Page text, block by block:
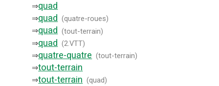
⇒quad
⇒quad (quatre-roues)
⇒quad (tout-terrain)
⇒quad (2.VTT)
⇒quatre-quatre (tout-terrain)
⇒tout-terrain
⇒tout-terrain (quad)